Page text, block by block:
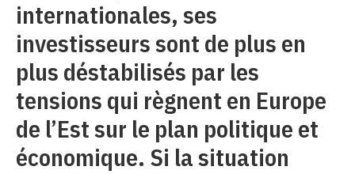
internationales, ses
investisseurs sont de plus en
plus déstabilisés par les
tensions qui règnent en Europe
de l’Est sur le plan politique et
économique. Si la situation